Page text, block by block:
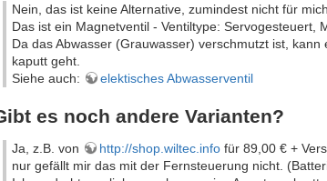
Nein, das ist keine Alternative, zumindest nicht für mich.
Das ist ein Magnetventil - Ventiltype: Servogesteuert,
Da das Abwasser (Grauwasser) verschmutzt ist,
kaputt geht.
Siehe auch:
elektisches Abwasserventil
es noch andere Varianten?
Ja, z.B. von http://shop.wiltec.info für 89,00 € +
nur gefällt mir das mit der Fernsteuerung nicht.